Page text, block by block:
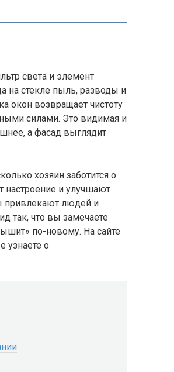
света и элемент
на стекле пыль, разводы и
окон возвращает чистоту
силами. Это видимая и
а фасад выглядит
хозяин заботится о
и улучшают
привлекают людей и
так, что вы замечаете
по-новому. На сайте
узнаете о